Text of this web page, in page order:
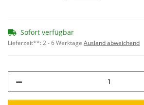
Sofort verfügbar
Lieferzeit**:2 - 6 Werktage Ausland abweichend